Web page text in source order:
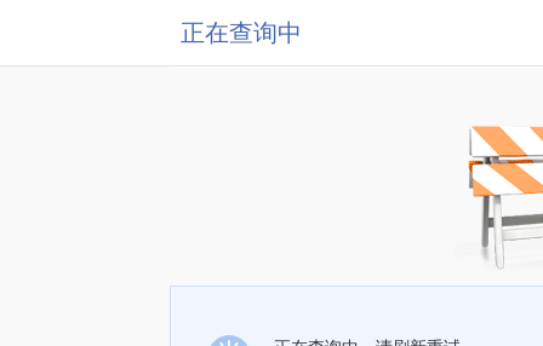
正在查询中